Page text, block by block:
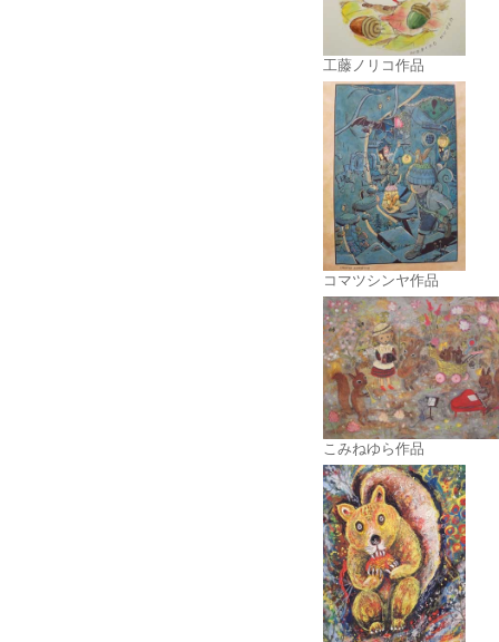
工藤ノリコ作品
コマツシンヤ作品
こみねゆら作品